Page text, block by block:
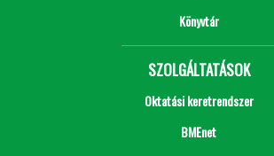
Könyvtár
SZOLGÁLTATÁSOK
Oktatási keretrendszer
BMEnet